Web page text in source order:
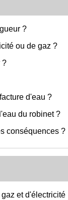
?
ou de gaz ?
?
d'eau ?
du robinet ?
conséquences ?
et d'électricité